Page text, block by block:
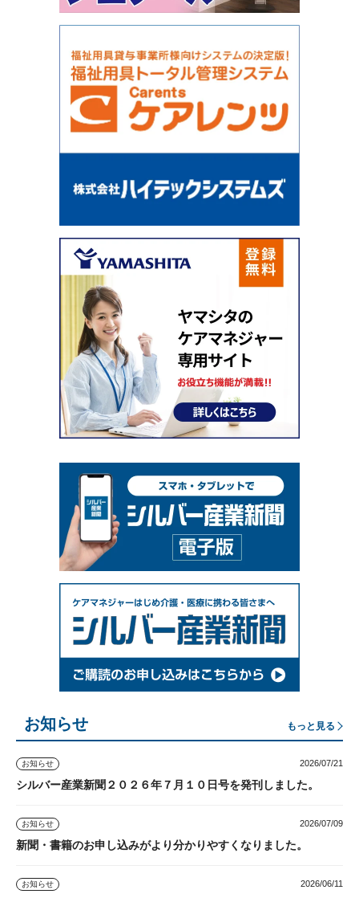
お知らせ もっと見る
お知らせ 2026/07/21
シルバー産業新聞２０２６年７月１０日号を発刊しました。
お知らせ 2026/07/09
新聞・書籍のお申し込みがより分かりやすくなりました。
お知らせ 2026/06/11